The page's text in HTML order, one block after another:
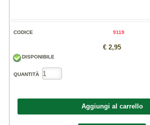
CODICE 9119
€ 2,95
DISPONIBILE
QUANTITÀ
Aggiungi al carrello